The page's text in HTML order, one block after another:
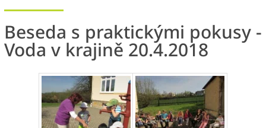
Beseda s praktickými pokusy -
Voda v krajině 20.4.2018